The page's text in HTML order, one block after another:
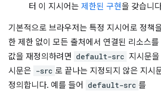
터 이 지시어는 제한된 구현을 갖습니
기본적으로 브라우저는 특정 지시어로 정책
한 제한 없이 모든 출처에서 연결된 리소스
값을 재정의하려면 default-src 지시문
시문은 -src 로 끝나는 지정되지 않은 지시
정의합니다. 예를 들어
default-src 를